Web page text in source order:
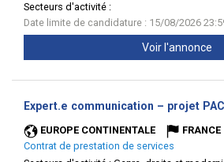
Secteurs d'activité :
Date limite de candidature : 15/08/2026
Voir l'annonce
Expert.e communication – projet
EUROPE CONTINENTALE
FRANCE
Contrat de prestation de services